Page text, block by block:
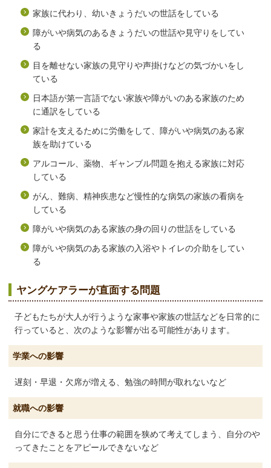
家族に代わり、幼いきょうだいの世話をしている
障がいや病気のあるきょうだいの世話や見守りをしてい
る
目を離せない家族の見守りや声掛けなどの気づかいをし
ている
日本語が第一言語でない家族や障がいのある家族のため
に通訳をしている
家計を支えるために労働をして、障がいや病気のある家
族を助けている
アルコール、薬物、ギャンブル問題を抱える家族に対応
している
がん、難病、精神疾患など慢性的な病気の家族の看病を
している
障がいや病気のある家族の身の回りの世話をしている
障がいや病気のある家族の入浴やトイレの介助をしてい
る
ヤングケアラーが直面する問題
子どもたちが大人が行うような家事や家族の世話などを日常的に
行っていると、次のような影響が出る可能性があります。
学業への影響
遅刻・早退・欠席が増える、勉強の時間が取れないなど
就職への影響
自分にできると思う仕事の範囲を狭めて考えてしまう、自分のや
ってきたことをアピールできないなど